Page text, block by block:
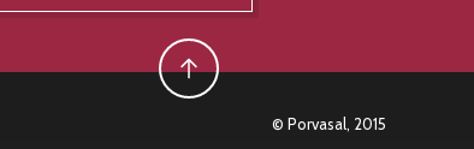
© Porvasal, 2015